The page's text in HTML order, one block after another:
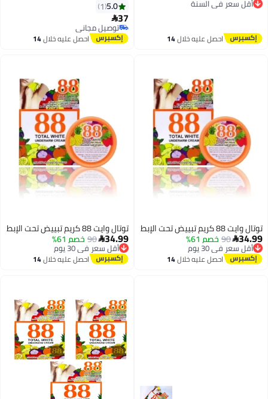
توصيل مجاني
أقل سعر في السنة
احصل عليه خلال14
اغسطس
5.0
1
37
توصيل مجاني
توصيل مجانياحصل عليه خلال14
اغسطس
توتال وايت 88 كريم تبييض تحت الإبط
34.99
90 خصم 61%أقل سعر في 30 يوم
توصيل مجاني
أقل سعر في 30 يوماحصل عليه خلال14
توتال وايت 88 كريم تبييض تحت الإبط
34.99
90 خصم 61%أقل سعر في 30 يوم
توصيل مجاني
أقل سعر في 30 يوماحصل عليه خلال14